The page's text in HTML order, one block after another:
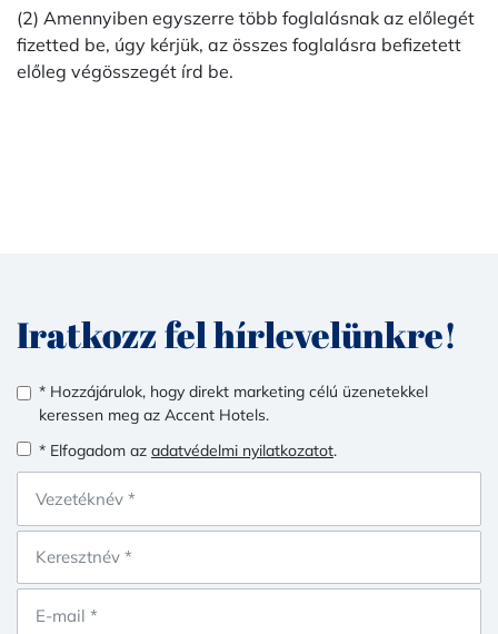
(2) Amennyiben egyszerre több foglalásnak az előlegét
fizetted be, úgy kérjük, az összes foglalásra befizetett
előleg végösszegét írd be.
Iratkozz fel hírlevelünkre!
* Hozzájárulok, hogy direkt marketing célú üzenetekkel
keressen meg az Accent Hotels.
* Elfogadom az adatvédelmi nyilatkozatot.